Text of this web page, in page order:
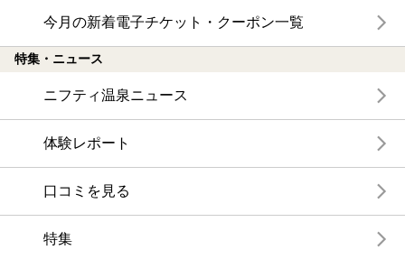
今月の新着電子チケット・クーポン一覧
特集・ニュース
ニフティ温泉ニュース
体験レポート
口コミを見る
特集